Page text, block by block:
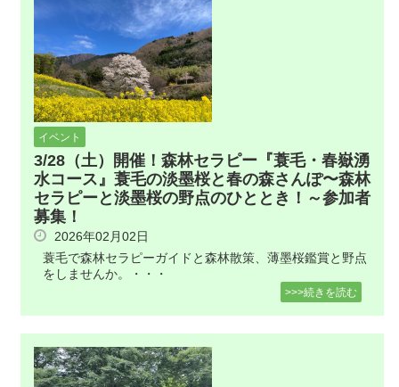
イベント
3/28（土）開催！森林セラピー『蓑毛・春嶽湧
水コース』蓑毛の淡墨桜と春の森さんぽ〜森林
セラピーと淡墨桜の野点のひととき！～参加者
募集！
2026年02月02日
蓑毛で森林セラピーガイドと森林散策、薄墨桜鑑賞と野点
をしませんか。・・・
>>>続きを読む